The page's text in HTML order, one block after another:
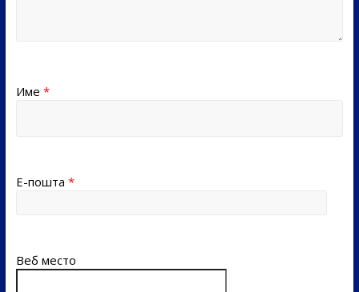
Име *
Е-пошта *
Веб место